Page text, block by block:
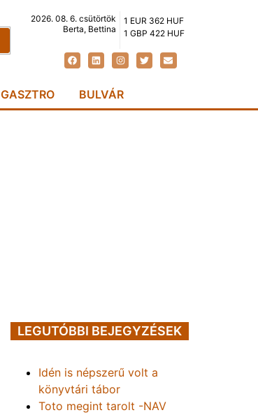
2026. 08. 6. csütörtök
Berta, Bettina
1 EUR 362 HUF
1 GBP 422 HUF
GASZTRO BULVÁR
LEGUTÓBBI BEJEGYZÉSEK
Idén is népszerű volt a
könyvtári tábor
Toto megint tarolt -NAV